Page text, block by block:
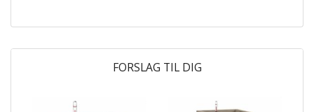
FORSLAG TIL DIG